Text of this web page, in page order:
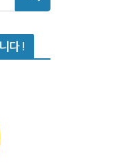
다!